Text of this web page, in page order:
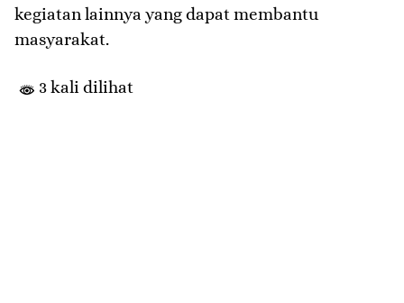
kegiatan lainnya yang dapat membantu
masyarakat.
3 kali dilihat